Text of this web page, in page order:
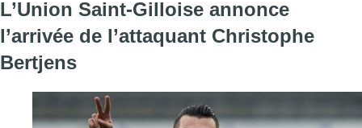
L’Union Saint-Gilloise annonce
l’arrivée de l’attaquant Christophe
Bertjens